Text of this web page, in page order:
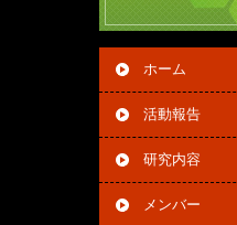
ホーム
活動報告
研究内容
メンバー